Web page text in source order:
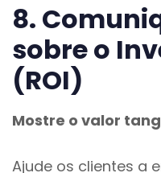
8.
sobre o
(ROI)
Mostre o valor
Ajude os clientes a